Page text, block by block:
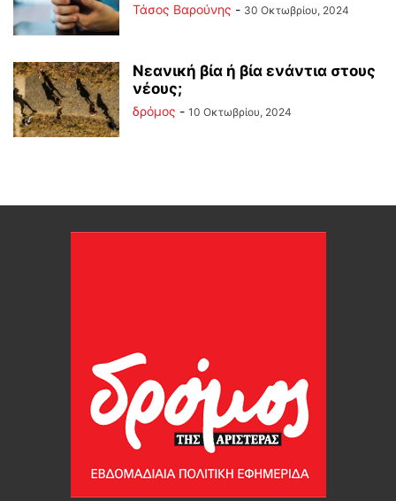
Τάσος Βαρούνης - 30 Οκτωβρίου, 2024
Νεανική βία ή βία ενάντια στους
νέους;
δρόμος - 10 Οκτωβρίου, 2024